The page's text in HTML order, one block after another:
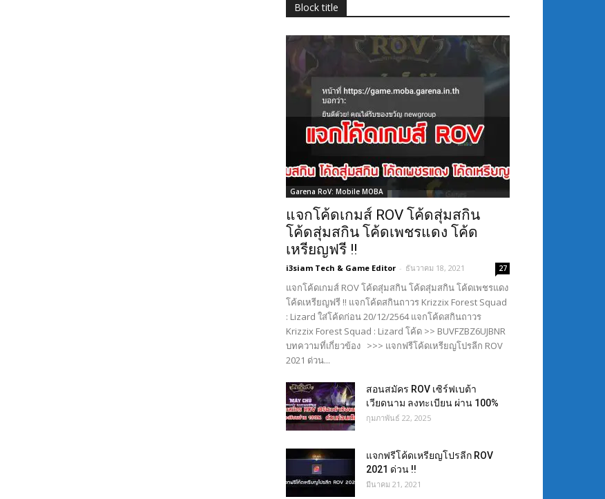
Block title
Garena RoV: Mobile MOBA
แจกโค้ดเกมส์ ROV โค้ดสุ่มสกิน
โค้ดสุ่มสกิน โค้ดเพชรแดง โค้ด
เหรียญฟรี !!
i3siam Tech & Game Editor - ธันวาคม 18, 2021 27
แจกโค้ดเกมส์ ROV โค้ดสุ่มสกิน โค้ดสุ่มสกิน โค้ดเพชรแดง
โค้ดเหรียญฟรี !! แจกโค้ดสกินถาวร Krizzix Forest Squad
: Lizard ใส่โค้ดก่อน 20/12/2564 แจกโค้ดสกินถาวร
Krizzix Forest Squad : Lizard โค้ด >> BUVFZBZ6UJBNR
บทความที่เกี่ยวข้อง >>> แจกฟรีโค้ดเหรียญโปรลีก ROV
2021 ด่วน...
สอนสมัคร ROV เซิร์ฟเบต้า
เวียดนาม ลงทะเบียน ผ่าน 100%
กุมภาพันธ์ 22, 2025
แจกฟรีโค้ดเหรียญโปรลีก ROV
2021 ด่วน !!
มีนาคม 21, 2021